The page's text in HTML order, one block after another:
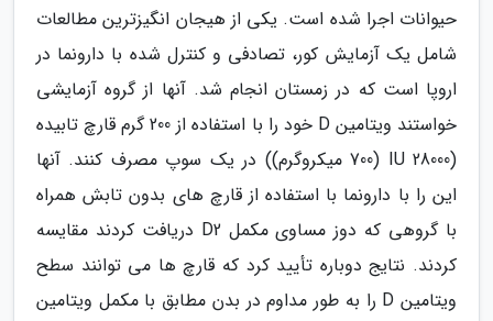
حیوانات اجرا شده است. یکی از هیجان انگیزترین مطالعات
شامل یک آزمایش کور، تصادفی و کنترل شده با دارونما در
اروپا است که در زمستان انجام شد. آنها از گروه آزمایشی
خواستند ویتامین D خود را با استفاده از 200 گرم قارچ تابیده
(28000 IU (700 میکروگرم)) در یک سوپ مصرف کنند. آنها
این را با دارونما با استفاده از قارچ های بدون تابش همراه
با گروهی که دوز مساوی مکمل D2 دریافت کردند مقایسه
کردند. نتایج دوباره تأیید کرد که قارچ ها می توانند سطح
ویتامین D را به طور مداوم در بدن مطابق با مکمل ویتامین